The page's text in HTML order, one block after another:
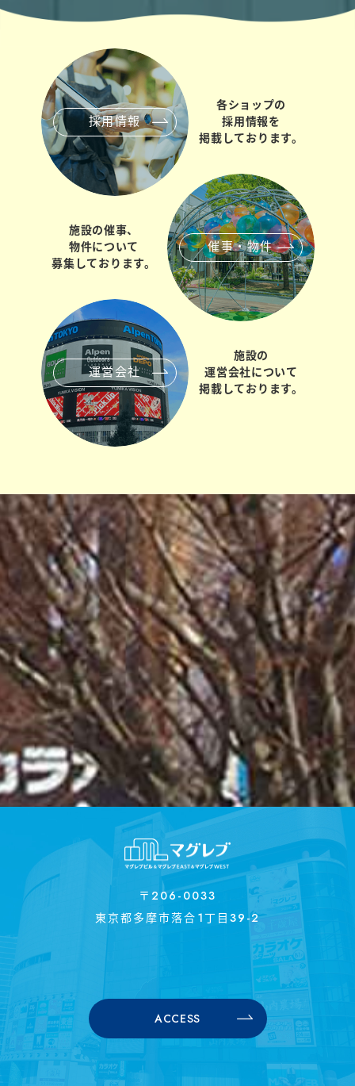
採用情報
各ショップの
採用情報を
掲載しております。
催事・物件
施設の催事、
物件について
募集しております。
運営会社
施設の
運営会社について
掲載しております。
〒206-0033
東京都多摩市落合1丁目39-2
ACCESS